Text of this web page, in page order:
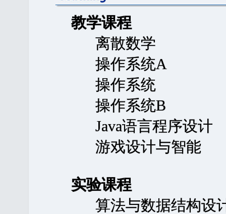
教学课程
离散数学
操作系统A
操作系统
操作系统B
Java语言程序设计
游戏设计与智能
实验课程
算法与数据结构设